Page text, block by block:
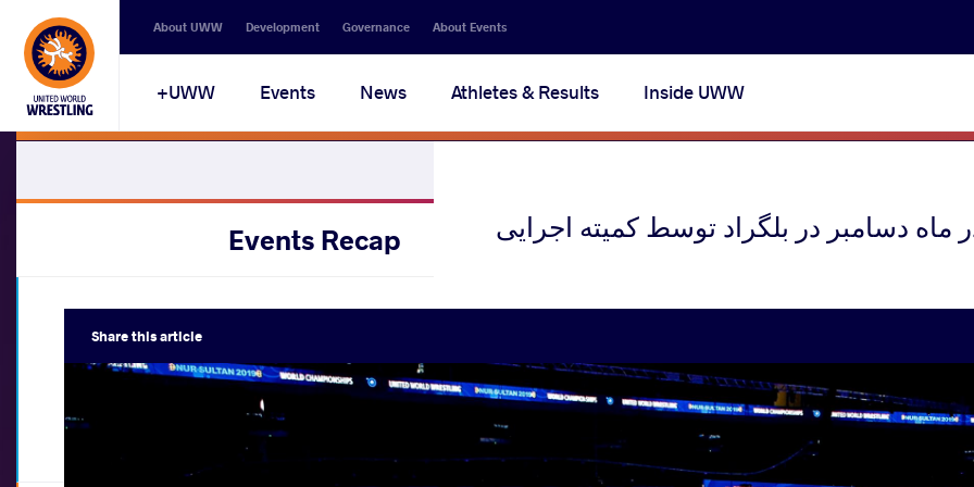
About UWW Development Governance About Events
UWW+ Events News Athletes & Results Inside UWW
دسامبر در بلگراد توسط کمیته اجرایی
Sharethis article
Events Recap
World Championships
U17 World Championships
Baku July 27- 02, 2026